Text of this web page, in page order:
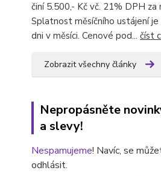
činí 5.500,- Kč vč. 21% DPH za
Splatnost měsíčního ustájení je
dni v měsíci. Cenové pod... číst
Zobrazit všechny články
Nepropásněte
a slevy!
Nespamujeme! Navíc, se
odhlásit.